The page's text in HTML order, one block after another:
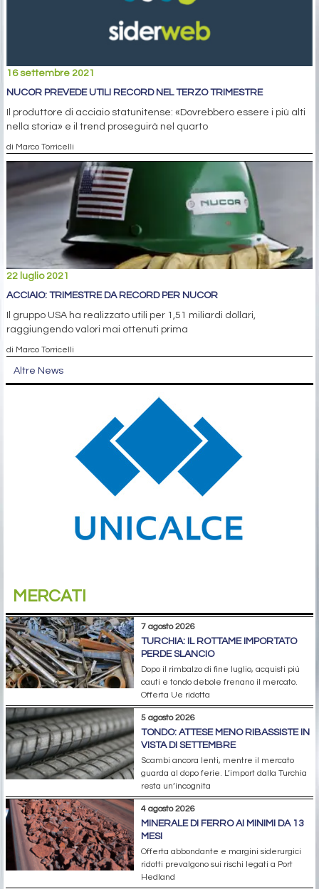
16 settembre 2021
NUCOR PREVEDE UTILI RECORD NEL TERZO TRIMESTRE
Il produttore di acciaio statunitense: «Dovrebbero essere i più alti
nella storia» e il trend proseguirà nel quarto
di Marco Torricelli
22 luglio 2021
ACCIAIO: TRIMESTRE DA RECORD PER NUCOR
Il gruppo USA ha realizzato utili per 1,51 miliardi dollari,
raggiungendo valori mai ottenuti prima
di Marco Torricelli
Altre News
MERCATI
7 agosto 2026
TURCHIA: IL ROTTAME IMPORTATO
PERDE SLANCIO
Dopo il rimbalzo di fine luglio, acquisti più
cauti e tondo debole frenano il mercato.
Offerta Ue ridotta
5 agosto 2026
TONDO: ATTESE MENO RIBASSISTE IN
VISTA DI SETTEMBRE
Scambi ancora lenti, mentre il mercato
guarda al dopo ferie. L’import dalla Turchia
resta un’incognita
4 agosto 2026
MINERALE DI FERRO AI MINIMI DA 13
MESI
Offerta abbondante e margini siderurgici
ridotti prevalgono sui rischi legati a Port
Hedland